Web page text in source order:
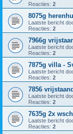
Reacties: 2
8075g
Laatste bericht
Reacties: 2
7966g
Laatste bericht
Reacties: 2
7875g villa -
Laatste bericht
Reacties: 2
7856
Laatste bericht
Reacties: 2
7635g 2x
Laatste bericht
Reacties: 2